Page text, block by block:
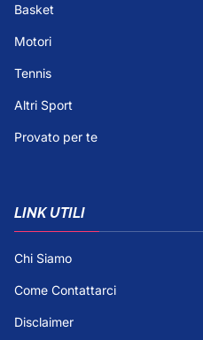
Basket
Motori
Tennis
Altri Sport
Provato per te
LINK UTILI
Chi Siamo
Come Contattarci
Disclaimer